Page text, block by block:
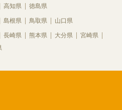
高知県 徳島県
島根県 鳥取県 山口県
長崎県 熊本県 大分県
宮崎県